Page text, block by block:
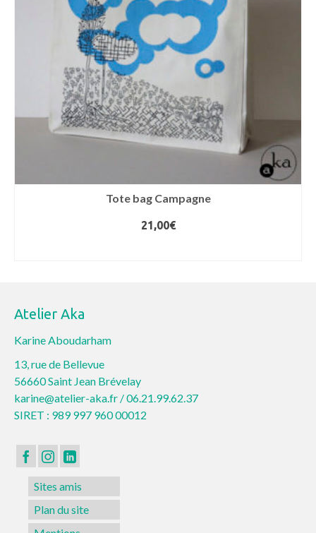
Tote bag Campagne
21,00€
Atelier Aka
Karine Aboudarham
13, rue de Bellevue
56660 Saint Jean Brévelay
karine@atelier-aka.fr /06.21.99.62.37
SIRET : 989 997 960 00012
Sites amis
Plan du site